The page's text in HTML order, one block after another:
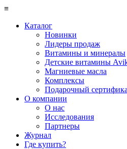
≡
Каталог
Новинки
Лидеры продаж
Витамины и минералы
Детские витамины
Магниевые масла
Комплексы
Подарочный
О компании
О нас
Исследования
Партнеры
Журнал
Где купить?